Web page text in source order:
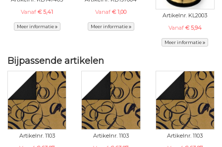
Vanaf€ 5,41
Meer informatie
Vanaf€ 1,00
Meer informatie
Artikelnr. KL2003
Vanaf € 5,94
Meer informatie
Bijpassende artikelen
Artikelnr. 1103
Artikelnr. 1103
Artikelnr. 1103